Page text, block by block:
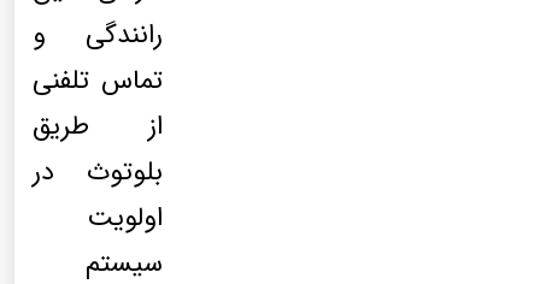
رانندگی و
تماس تلفنی
از طریق
بلوتوث در
اولویت
سیستم